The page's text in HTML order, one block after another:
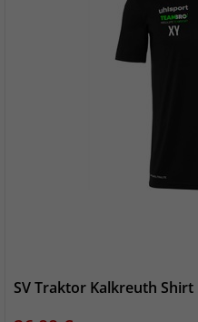
SV Traktor Kalkreuth Shirt